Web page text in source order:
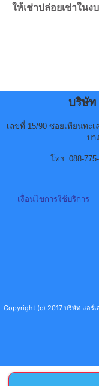
ให้เช่าปล่อยเช่าใน
บริษัท
เลขที่ 15/90 ซอยเทียนทะ
บา
โทร. 088-
เงื่อนไขการใช้บริการ
Copyright (c) 2017 บริษัท แอร์